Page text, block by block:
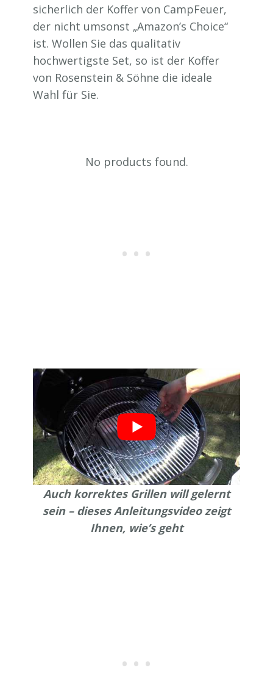
sicherlich der Koffer von CampFeuer,
der nicht umsonst „Amazon’s Choice“
ist. Wollen Sie das qualitativ
hochwertigste Set, so ist der Koffer
von Rosenstein & Söhne die ideale
Wahl für Sie.
No products found.
Auch korrektes Grillen will gelernt
sein – dieses Anleitungsvideo zeigt
Ihnen, wie’s geht